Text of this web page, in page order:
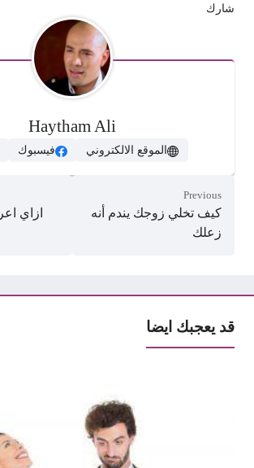
شارك
Haytham Ali
الموقع الالكتروني فيسبوك
Previous
كيف تخلي زوجك يندم أنه
زعلك
ازاي
قد يعجبك ايضا